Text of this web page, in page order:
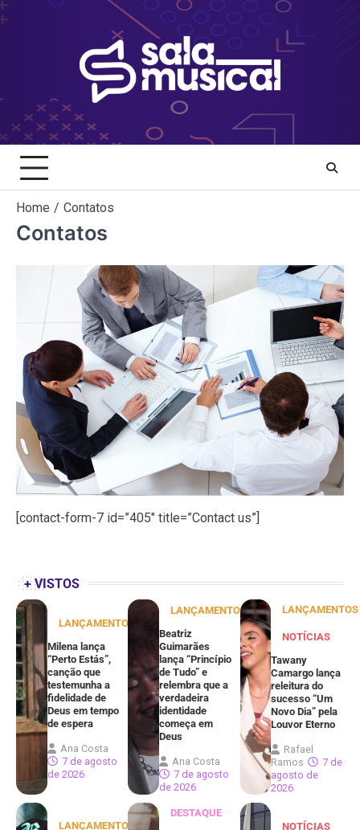
Skip
to
Home Contatos
Contatos
[contact-form-7 id=”405″ title=”Contact us”]
+ VISTOS
LANÇAMENTOS
Milena lança
“Perto Estás”,
canção que
testemunha a
fidelidade de
Deus em tempo
de espera
Ana Costa
7 de agosto
de 2026
LANÇAMENTOS
Beatriz
Guimarães
lança “Princípio
de Tudo” e
relembra que a
verdadeira
identidade
começa em
Deus
Ana Costa
7 de agosto
de 2026
LANÇAMENTOS
NOTÍCIAS
Tawany
Camargo lança
releitura do
sucesso “Um
Novo Dia” pela
Louvor Eterno
Rafael
Ramos
7 de
agosto de
2026
LANÇAMENTOS
DESTAQUE
NOTÍCIAS